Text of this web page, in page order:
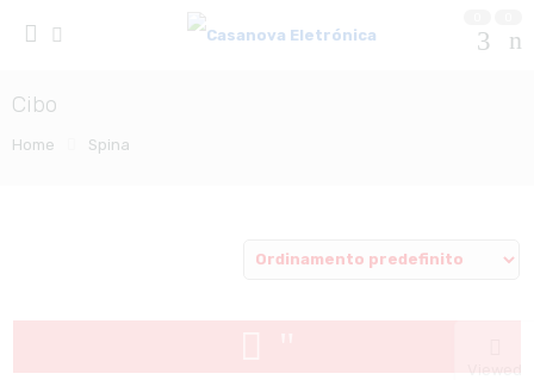
Cibo
Home Spina
Viewed